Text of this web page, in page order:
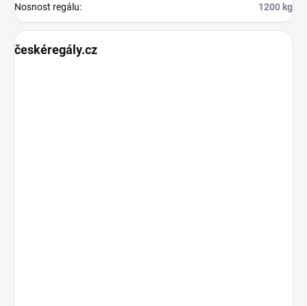
Nosnost regálu: 1200 kg
českéregály.cz